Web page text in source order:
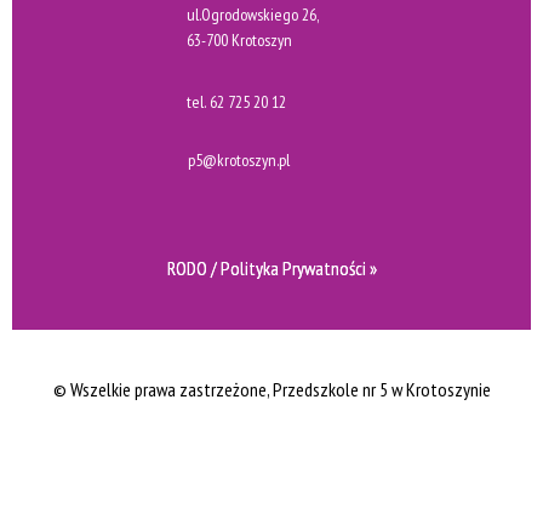
ul.Ogrodowskiego 26,
63-700 Krotoszyn
tel. 62 725 20 12
p5@krotoszyn.pl
RODO / Polityka Prywatności »
© Wszelkie prawa zastrzeżone, Przedszkole nr 5 w Krotoszynie